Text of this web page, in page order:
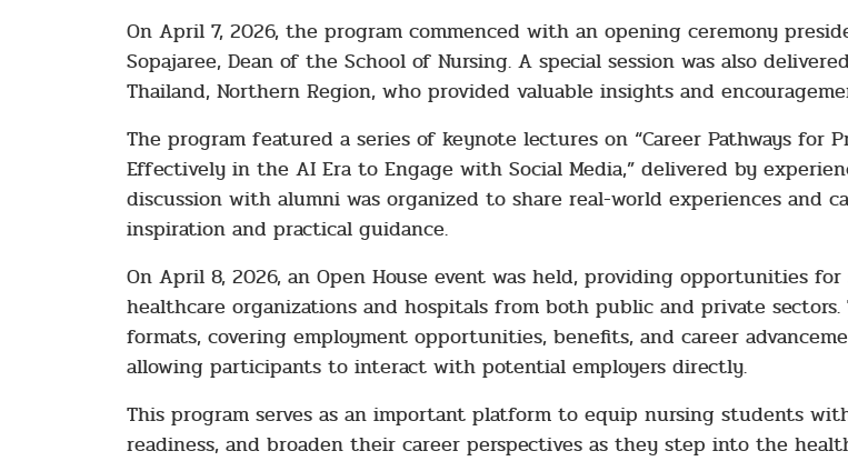
On April 7, 2026, the program commenced with an opening ceremony
Sopajaree, Dean of the School of Nursing. A special session was also
Thailand, Northern Region, who provided valuable insights and
The program featured a series of keynote lectures on “Career Pathways for
Effectively in the AI Era to Engage with Social Media,” delivered by
discussion with alumni was organized to share real-world experiences and
inspiration and practical guidance.
On April 8, 2026, an Open House event was held, providing opportunities
healthcare organizations and hospitals from both public and private
formats, covering employment opportunities, benefits, and career
allowing participants to interact with potential employers directly.
This program serves as an important platform to equip nursing students
readiness, and broaden their career perspectives as they step into the